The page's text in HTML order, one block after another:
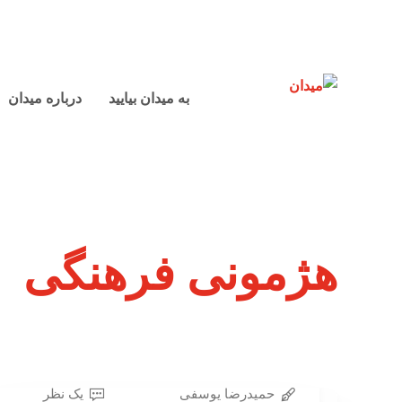
به میدان بیایید درباره میدان
هژمونی فرهنگی
حمیدرضا یوسفی یک نظر